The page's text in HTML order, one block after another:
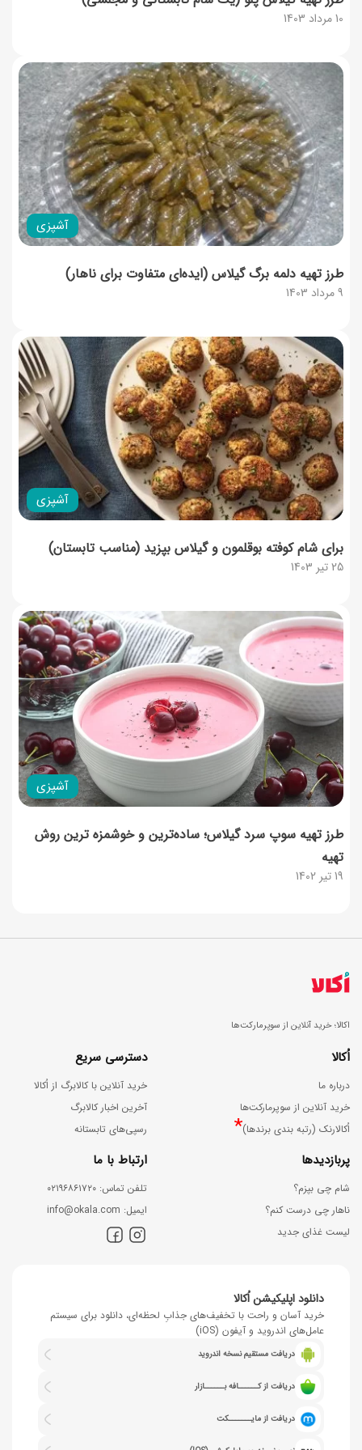
10 مرداد 1403
آشپزی
9 مرداد 1403
طرز تهیه دلمه برگ گیلاس (ایده‌ای متفاوت برای ناهار)
آشپزی
25 تیر 1403
برای شام کوفته بوقلمون و گیلاس بپزید (مناسب تابستان)
آشپزی
19 تیر 1402
طرز تهیه سوپ سرد گیلاس؛ ساده‌ترین و خوشمزه ترین روش
تهیه
اکالا؛ خرید آنلاین از سوپرمارکت‌ها
اُکالا
درباره ما
خرید آنلاین از سوپرمارکت‌ها
اُکالارنک (رتبه بندی برندها)*
دسترسی سریع
خرید آنلاین با کالابرگ از اُکالا
آخرین اخبار کالابرگ
رسپی‌های تابستانه
پربازدیدها
شام چی بپزم؟
ناهار چی درست کنم؟
لیست غذای جدید
ارتباط با ما
ﺗﻠﻔﻦ ﺗﻤﺎس: ۰۲۱۹۶۸۶۱۷۲۰
اﯾﻤﯿﻞ: info@okala.com
دانلود اپلیکیشن اُکالا
خرید آسان و راحت با تخفیف‌های جذابِ لحظه‌ای، دانلود برای سیستم
عامل‌های اندروید و آیفون (iOS)
دریافت مستقیم نسخه اندروید
دریافت از کــــــافه بــــــازار
دریافت از مایـــــــکت